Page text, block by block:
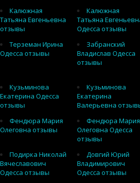
Калюжная
Татьяна Евгеньевна
отзывы
Калюжная
Татьяна
Одесса отзывы
Терземан Ирина
Одесса отзывы
Забранский
Владислав Одесса
отзывы
Кузьминова
Екатерина Одесса
отзывы
Кузьминова
Екатерина
Валерьевна
Фендюра Мария
Олеговна отзывы
Фендюра Мария
Олеговна Одесса
отзывы
Подирка Николай
Вячеславович
Одесса отзывы
Довгий Юрий
Владимирович
Одесса отзывы